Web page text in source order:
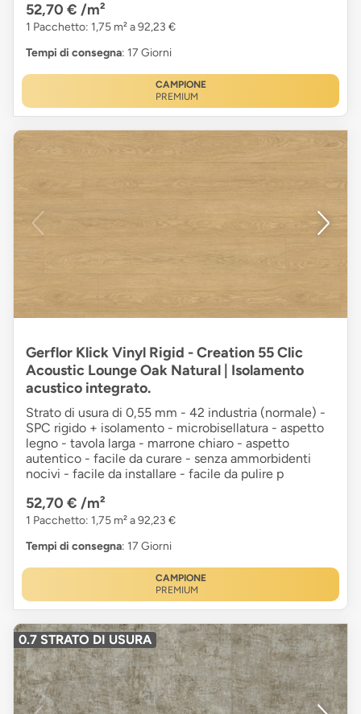
52,70 € /m²
1 Pacchetto: 1,75 m² a 92,23 €
Tempi di consegna: 17 Giorni
CAMPIONE
PREMIUM
Gerflor Klick Vinyl Rigid - Creation 55 Clic
Acoustic Lounge Oak Natural | Isolamento
acustico integrato.
Strato di usura di 0,55 mm - 42 industria (normale) -
SPC rigido + isolamento - microbisellatura - aspetto
legno - tavola larga - marrone chiaro - aspetto
autentico - facile da curare - senza ammorbidenti
nocivi - facile da installare - facile da pulire p
52,70 € /m²
1 Pacchetto: 1,75 m² a 92,23 €
Tempi di consegna: 17 Giorni
CAMPIONE
PREMIUM
0.7 STRATO DI USURA